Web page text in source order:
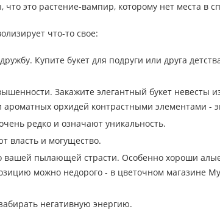
это растение-вампир, которому нет места в
что-то свое:
Купите букет для подруги или друга
Закажите элегантный букет невесты
орхидей контрастными элементами -
редко и означают уникальность.
власть и могущество.
вашей пылающей страсти. Особенно хороши
можно недорого - в цветочном магазине
негативную энергию.